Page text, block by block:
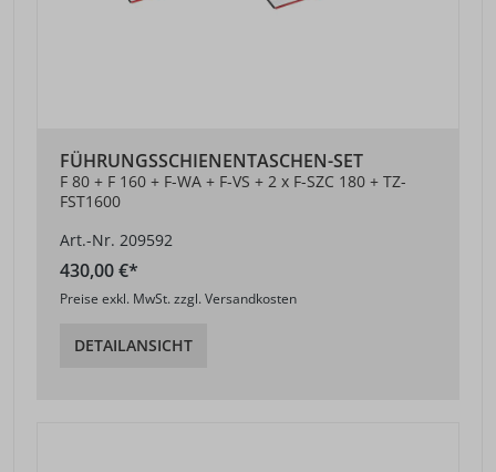
FÜHRUNGSSCHIENENTASCHEN-SET
F 80 + F 160 + F-WA + F-VS + 2 x F-SZC 180 + TZ-
FST1600
Art.-Nr. 209592
430,00 €*
Preise exkl. MwSt. zzgl. Versandkosten
DETAILANSICHT